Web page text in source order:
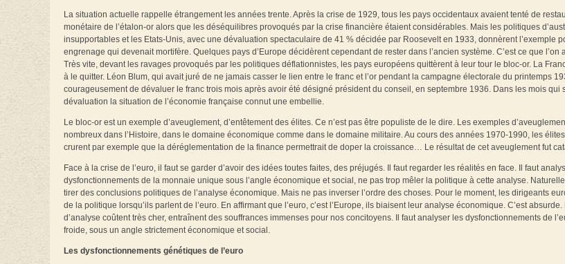
La situation actuelle rappelle étrangement les années trente. Après la crise de 1929, tous les pays occidentaux avaient tenté de
monétaire de l’étalon-or alors que les déséquilibres provoqués par la crise financière étaient considérables. Mais les politiques
insupportables et les Etats-Unis, avec une dévaluation spectaculaire de 41 % décidée par Roosevelt en 1933, donnèrent l’exemple
engrenage qui devenait mortifère. Quelques pays d’Europe décidèrent cependant de rester dans l’ancien système. C’est ce que l’on
Très vite, devant les ravages provoqués par les politiques déflationnistes, les pays européens quittèrent à leur tour le bloc-or. La
à le quitter. Léon Blum, qui avait juré de ne jamais casser le lien entre le franc et l’or pendant la campagne électorale du printemps
courageusement de dévaluer le franc trois mois après avoir été désigné président du conseil, en septembre 1936. Dans les mois qui
dévaluation la situation de l’économie française connut une embellie.
Le bloc-or est un exemple d’aveuglement, d’entêtement des élites. Ce n’est pas être populiste de le dire. Les exemples
nombreux dans l’Histoire, dans le domaine économique comme dans le domaine militaire. Au cours des années 1970-1990, les
crurent par exemple que la déréglementation de la finance permettrait de doper la croissance… Le résultat de cet aveuglement fut
Face à la crise de l’euro, il faut se garder d’avoir des idées toutes faites, des préjugés. Il faut regarder les réalités en face. Il faut
dysfonctionnements de la monnaie unique sous l’angle économique et social, ne pas trop mêler la politique à cette analyse.
tirer des conclusions politiques de l’analyse économique. Mais ne pas inverser l’ordre des choses. Pour le moment, les dirigeants
de la politique lorsqu’ils parlent de l’euro. En affirmant que l’euro, c’est l’Europe, ils biaisent leur analyse économique. C’est
d’analyse coûtent très cher, entraînent des souffrances immenses pour nos concitoyens. Il faut analyser les dysfonctionnements de
froide, sous un angle strictement économique et social.
Les dysfonctionnements génétiques de l’euro